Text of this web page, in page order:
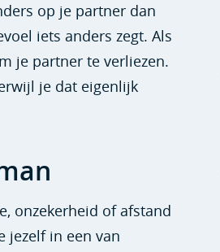
op je partner dan
iets anders zegt. Als
je partner te verliezen.
je dat eigenlijk
onzekerheid of afstand
jezelf in een van